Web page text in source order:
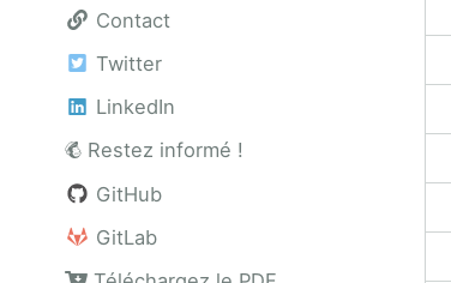
Contact
Twitter
LinkedIn
Restez informé !
GitHub
GitLab